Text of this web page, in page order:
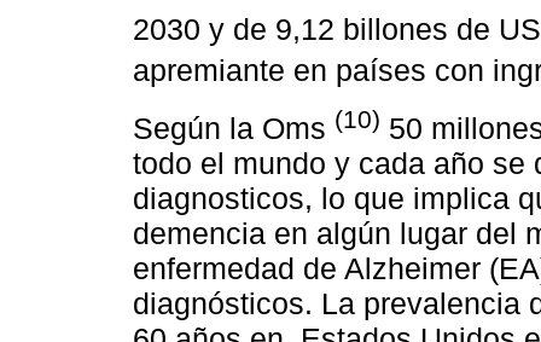
2030 y de 9,12 billones de
apremiante en países con
Según la Oms (10) 50
todo el mundo y cada año se
diagnosticos, lo que implica
demencia en algún lugar del
enfermedad de Alzheimer
diagnósticos. La prevalencia